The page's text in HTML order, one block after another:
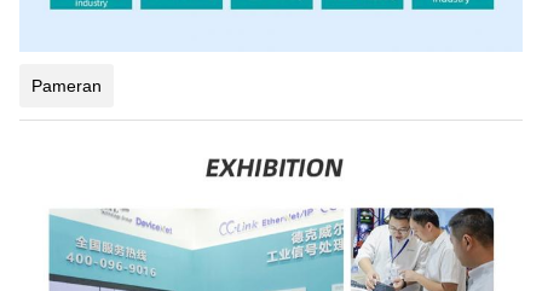
Pameran